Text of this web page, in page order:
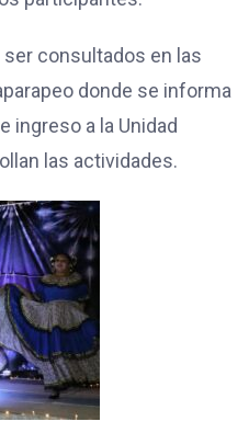
consultados en las
donde se informa
ingreso a la Unidad
las actividades.